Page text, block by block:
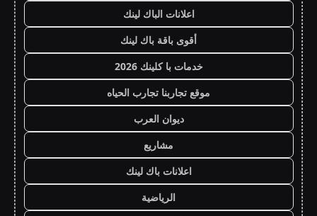
اعلانات الباك لينك
أقوى باقة باك لينك
خدمات با كلينك 2026
موقع تجاربنا تجارب الحياه
ديوان العرب
مشاريع
اعلانات باك لينك
الرياضية